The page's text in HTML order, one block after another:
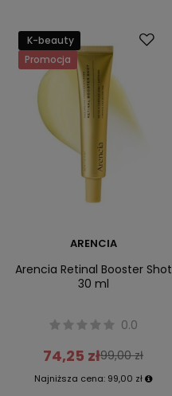
K-beauty
Promocja
ARENCIA
Arencia Retinal Booster Shot
30 ml
0.0
74,25 zł99,00 zł
Najniższa cena: 99,00 zł